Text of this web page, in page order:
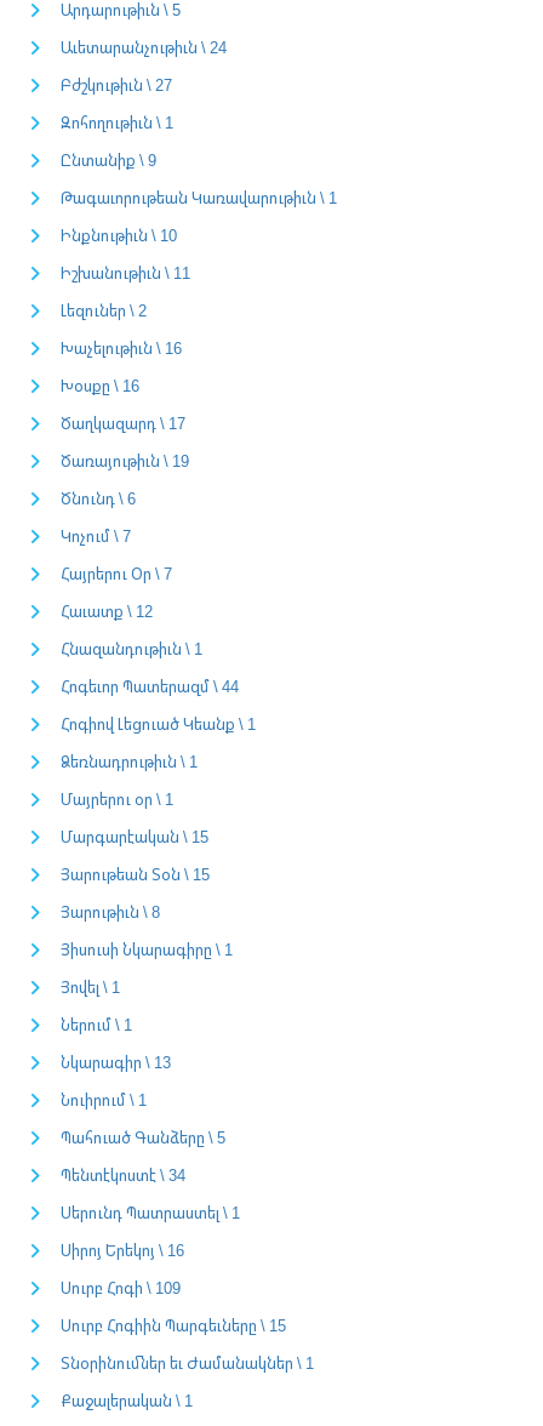
Արդարութիւն \ 5
Աւետարանչութիւն \ 24
Բժշկութիւն \ 27
Զոհողութիւն \ 1
Ընտանիք \ 9
Թագաւորութեան Կառավարութիւն \ 1
Ինքնութիւն \ 10
Իշխանութիւն \ 11
Լեզուներ \ 2
Խաչելութիւն \ 16
Խօսքը \ 16
Ծաղկազարդ \ 17
Ծառայութիւն \ 19
Ծնունդ \ 6
Կոչում \ 7
Հայրերու Օր \ 7
Հաւատք \ 12
Հնազանդութիւն \ 1
Հոգեւոր Պատերազմ \ 44
Հոգիով Լեցուած Կեանք \ 1
Ձեռնադրութիւն \ 1
Մայրերու օր \ 1
Մարգարէական \ 15
Յարութեան Տօն \ 15
Յարութիւն \ 8
Յիսուսի Նկարագիրը \ 1
Յովել \ 1
Ներում \ 1
Նկարագիր \ 13
Նուիրում \ 1
Պահուած Գանձերը \ 5
Պենտէկոստէ \ 34
Սերունդ Պատրաստել \ 1
Սիրոյ Երեկոյ \ 16
Սուրբ Հոգի \ 109
Սուրբ Հոգիին Պարգեւները \ 15
Տնօրինումներ եւ Ժամանակներ \ 1
Քաջալերական \ 1